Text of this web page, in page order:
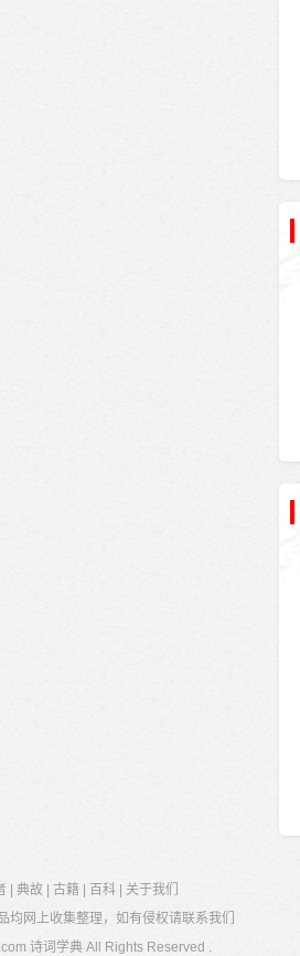
典故 古籍 百科
关于我们
均网上收集整理，如有侵权请联系我们
诗词学典 All Rights Reserved .